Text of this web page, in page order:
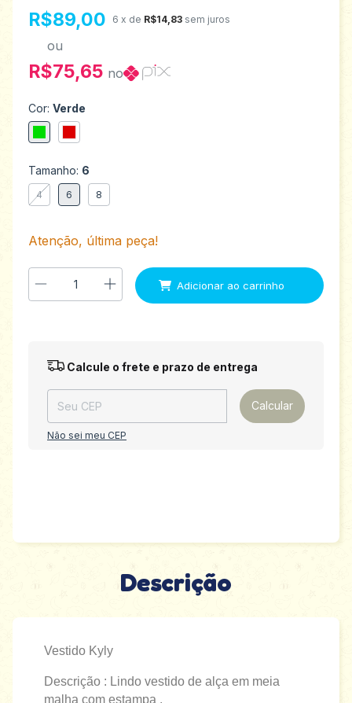
R$89,00 6 x de R$14,83 sem juros
ou
R$75,65 no
Cor: Verde
Tamanho: 6
4 6 8
Atenção, última peça!
Entregas para o CEP: Alterar CEP
Calcule o frete e prazo de entrega
Calcular
Não sei meu CEP
Descrição
Vestido Kyly
Descrição : Lindo vestido de alça em meia
malha com estampa .